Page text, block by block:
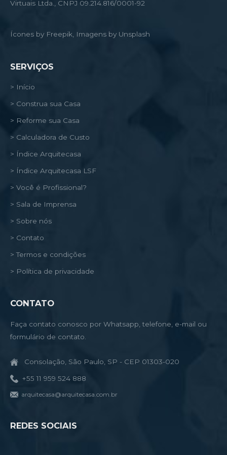
Virtuais Ltda., CNPJ 09.214.816/0001-92
Ícones by Freepik, Imagens by Unsplash
SERVIÇOS
> Início
> Construa sua Casa
> Reforme sua Casa
> Calculadora de Custo
> Índice Arquitecasa
> Índice Arquitecasa LSF
> Você é Profissional?
> Sala de Imprensa
> Sobre nós
> Contato
> Termos e condições
> Política de privacidade
CONTATO
Faça contato conosco por Whatsapp, telefone, e-mail ou
formulário de contato.
Consolação, São Paulo, SP - CEP 01303-020
+55 11 959 524 888
arquitecasa@arquitecasa.com.br
REDES SOCIAIS